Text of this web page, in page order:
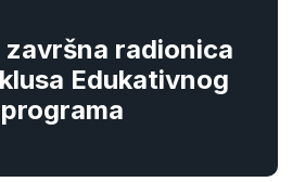
završna radionica
Edukativnog
programa